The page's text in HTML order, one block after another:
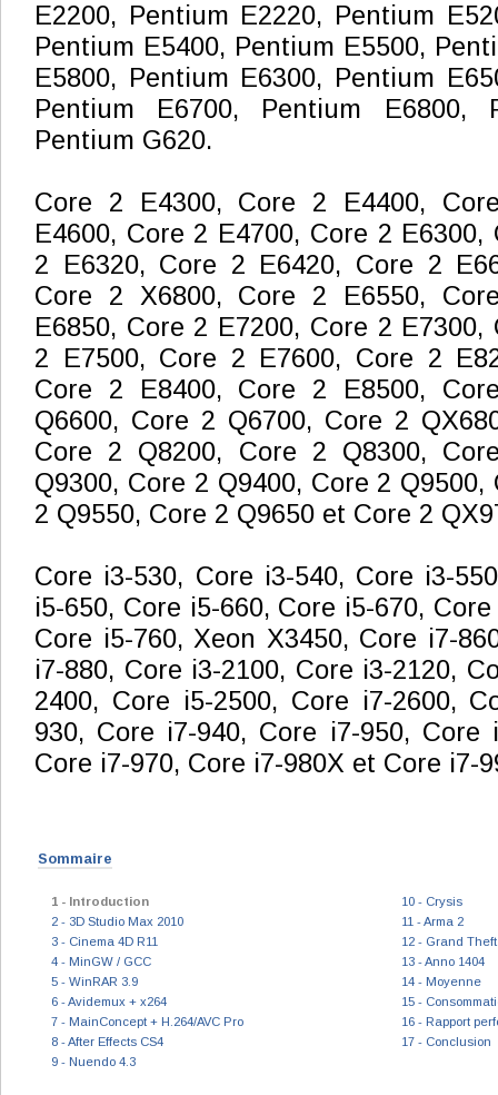
E2200, Pentium E2220, Pentium
Pentium E5400, Pentium E5500,
E5800, Pentium E6300, Pentium
Pentium E6700, Pentium E6800,
Pentium G620.
Core 2 E4300, Core 2 E4400,
E4600, Core 2 E4700, Core 2 E6300,
2 E6320, Core 2 E6420, Core 2
Core 2 X6800, Core 2 E6550,
E6850, Core 2 E7200, Core 2 E7300,
2 E7500, Core 2 E7600, Core 2
Core 2 E8400, Core 2 E8500,
Q6600, Core 2 Q6700, Core 2
Core 2 Q8200, Core 2 Q8300,
Q9300, Core 2 Q9400, Core 2
2 Q9550, Core 2 Q9650 et Core 2
Core i3-530, Core i3-540, Core i3-
i5-650, Core i5-660, Core i5-670,
Core i5-760, Xeon X3450, Core i7-
i7-880, Core i3-2100, Core i3-2120,
2400, Core i5-2500, Core i7-2600,
930, Core i7-940, Core i7-950, Core
Core i7-970, Core i7-980X et Core i7-
Sommaire
1 - Introduction
2 - 3D Studio Max 2010
3 - Cinema 4D R11
4 - MinGW / GCC
5 - WinRAR 3.9
6 - Avidemux + x264
7 - MainConcept + H.264/AVC Pro
8 - After Effects CS4
9 - Nuendo 4.3
10 - Crysis
11 - Arma 2
12 - Grand Theft
13 - Anno 1404
14 - Moyenne
15 -
16 - Rapport
17 - Conclusion